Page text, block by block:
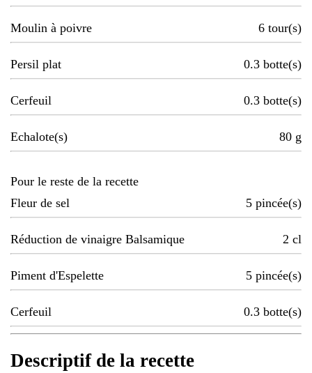
Moulin à poivre 6 tour(s)
Persil plat 0.3 botte(s)
Cerfeuil 0.3 botte(s)
Echalote(s) 80 g
Pour le reste de la recette
Fleur de sel
5 pincée(s)
Réduction de vinaigre Balsamique 2 cl
Piment d'Espelette 5 pincée(s)
Cerfeuil 0.3 botte(s)
Descriptif de la recette